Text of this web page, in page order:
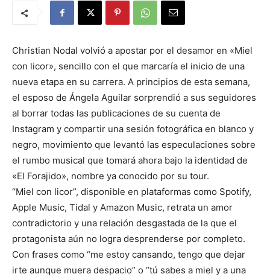
Christian Nodal volvió a apostar por el desamor en «Miel
con licor», sencillo con el que marcaría el inicio de una
nueva etapa en su carrera. A principios de esta semana,
el esposo de Ángela Aguilar sorprendió a sus seguidores
al borrar todas las publicaciones de su cuenta de
Instagram y compartir una sesión fotográfica en blanco y
negro, movimiento que levantó las especulaciones sobre
el rumbo musical que tomará ahora bajo la identidad de
«El Forajido», nombre ya conocido por su tour.
“Miel con licor”, disponible en plataformas como Spotify,
Apple Music, Tidal y Amazon Music, retrata un amor
contradictorio y una relación desgastada de la que el
protagonista aún no logra desprenderse por completo.
Con frases como “me estoy cansando, tengo que dejar
irte aunque muera despacio” o “tú sabes a miel y a una